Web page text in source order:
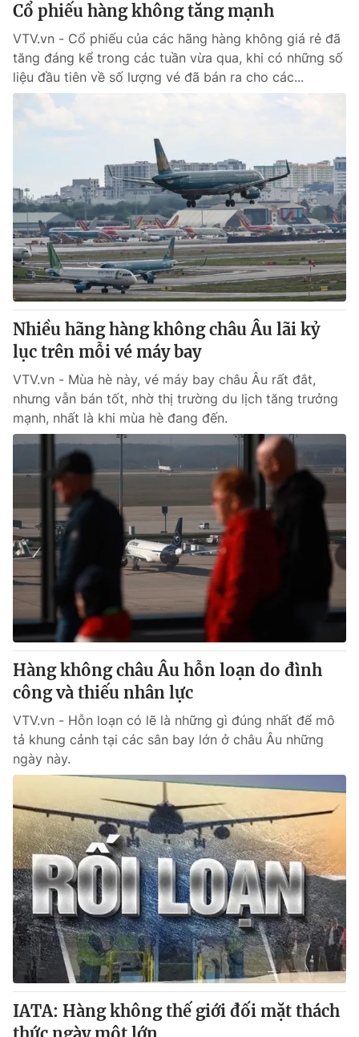
® Cấm sao chép dưới mọi hình thức nếu không có sự chấp
thuận bằng văn bản. Ghi rõ nguồn VTV.vn khi phát hành lại
thông tin từ website này.
Cổ phiếu hàng không tăng mạnh
VTV.vn - Cổ phiếu của các hãng hàng không giá rẻ đã
tăng đáng kể trong các tuần vừa qua, khi có những số
liệu đầu tiên về số lượng vé đã bán ra cho các...
Nhiều hãng hàng không châu Âu lãi kỷ
lục trên mỗi vé máy bay
VTV.vn - Mùa hè này, vé máy bay châu Âu rất đắt,
nhưng vẫn bán tốt, nhờ thị trường du lịch tăng trưởng
mạnh, nhất là khi mùa hè đang đến.
Hàng không châu Âu hỗn loạn do đình
công và thiếu nhân lực
VTV.vn - Hỗn loạn có lẽ là những gì đúng nhất để mô
tả khung cảnh tại các sân bay lớn ở châu Âu những
ngày này.
IATA: Hàng không thế giới đối mặt thách